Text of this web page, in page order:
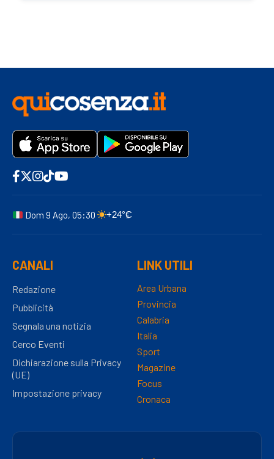
Dom 9 Ago, 05:30 +24°C
CANALI
Redazione
Pubblicità
Segnala una notizia
Cerco Eventi
Dichiarazione sulla Privacy
(UE)
Impostazione privacy
LINK UTILI
Area Urbana
Provincia
Calabria
Italia
Sport
Magazine
Focus
Cronaca